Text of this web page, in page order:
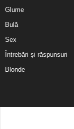
Glume
Bulă
Sex
Întrebări şi răspunsuri
Blonde